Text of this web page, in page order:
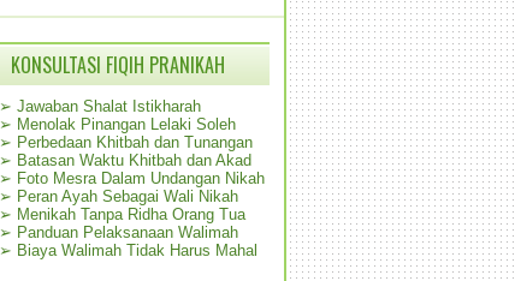
KONSULTASI FIQIH PRANIKAH
➢ Jawaban Shalat Istikharah
➢ Menolak Pinangan Lelaki Soleh
➢ Perbedaan Khitbah dan Tunangan
➢ Batasan Waktu Khitbah dan Akad
➢ Foto Mesra Dalam Undangan Nikah
➢ Peran Ayah Sebagai Wali Nikah
➢ Menikah Tanpa Ridha Orang Tua
➢ Panduan Pelaksanaan Walimah
➢ Biaya Walimah Tidak Harus Mahal